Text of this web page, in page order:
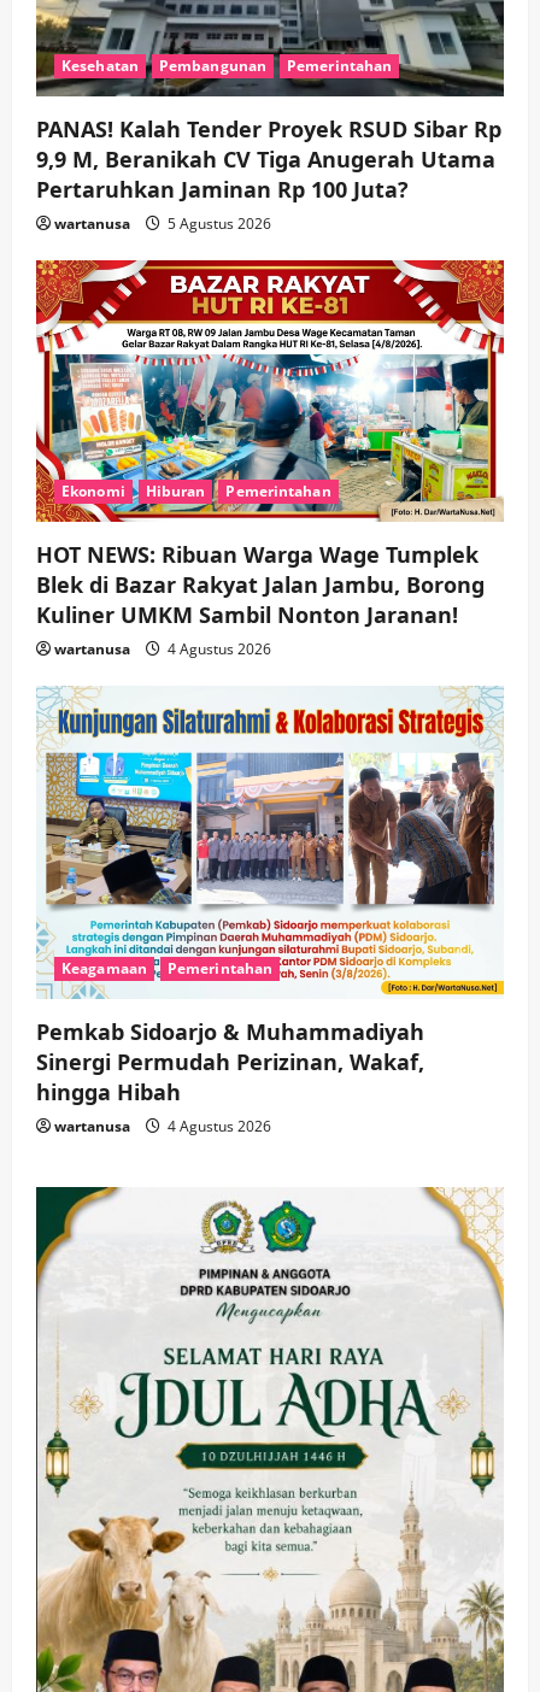
o
nKesehatan Pembangunan Pemerintahan
PANAS! Kalah Tender Proyek RSUD Sibar Rp
9,9 M, Beranikah CV Tiga Anugerah Utama
Pertaruhkan Jaminan Rp 100 Juta?
wartanusa 5 Agustus 2026
Ekonomi Hiburan Pemerintahan
HOT NEWS: Ribuan Warga Wage Tumplek
Blek di Bazar Rakyat Jalan Jambu, Borong
Kuliner UMKM Sambil Nonton Jaranan!
wartanusa 4 Agustus 2026
Keagamaan Pemerintahan
Pemkab Sidoarjo & Muhammadiyah
Sinergi Permudah Perizinan, Wakaf,
hingga Hibah
wartanusa 4 Agustus 2026